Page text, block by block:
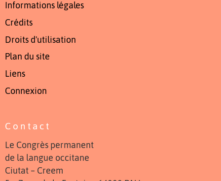
Informations légales
Crédits
Droits d'utilisation
Plan du site
Liens
Connexion
Contact
Le Congrès permanent
de la langue occitane
Ciutat – Creem